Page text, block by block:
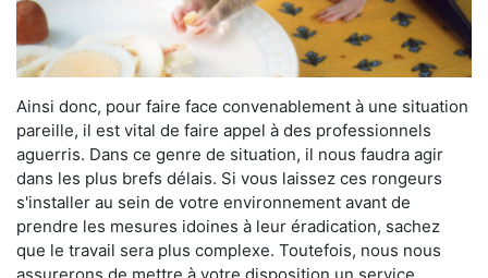
Ainsi donc, pour faire face convenablement à une situation
pareille, il est vital de faire appel à des professionnels
aguerris. Dans ce genre de situation, il nous faudra agir
dans les plus brefs délais. Si vous laissez ces rongeurs
s'installer au sein de votre environnement avant de
prendre les mesures idoines à leur éradication, sachez
que le travail sera plus complexe. Toutefois, nous nous
assurerons de mettre à votre disposition un service